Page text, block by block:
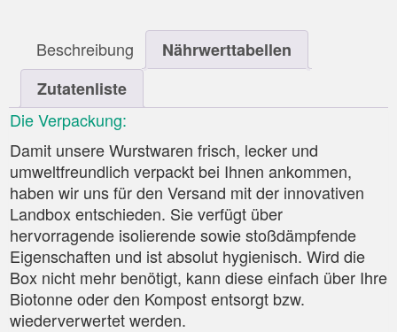
Beschreibung
Nährwerttabellen
Zutatenliste
Die Verpackung:
Damit unsere Wurstwaren frisch, lecker und
umweltfreundlich verpackt bei Ihnen ankommen,
haben wir uns für den Versand mit der innovativen
Landbox entschieden. Sie verfügt über
hervorragende isolierende sowie stoßdämpfende
Eigenschaften und ist absolut hygienisch. Wird die
Box nicht mehr benötigt, kann diese einfach über Ihre
Biotonne oder den Kompost entsorgt bzw.
wiederverwertet werden.